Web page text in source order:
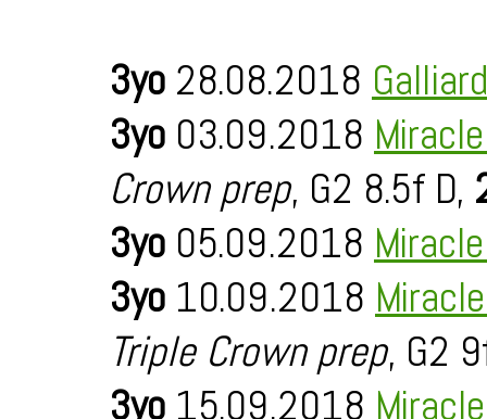
3yo 28.08.2018
3yo 03.09.2018
Crown prep, G2 8.5f D,
3yo 05.09.2018
3yo 10.09.2018
Triple Crown prep, G2
3yo 15.09.2018